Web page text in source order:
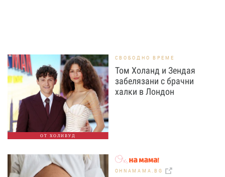
ОТ ХОЛИВУД
СВОБОДНО ВРЕМЕ
Том Холанд и Зендая
забелязани с брачни
халки в Лондон
OHNAMAMA.BG